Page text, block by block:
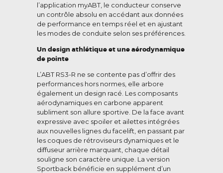
l’application myABT, le conducteur conserve
un contrôle absolu en accédant aux données
de performance en temps réel et en ajustant
les modes de conduite selon ses préférences.
Un design athlétique et une aérodynamique
de pointe
L’ABT RS3-R ne se contente pas d’offrir des
performances hors normes, elle arbore
également un design racé. Les composants
aérodynamiques en carbone apparent
subliment son allure sportive. De la face avant
expressive avec spoiler et ailettes intégrées
aux nouvelles lignes du facelift, en passant par
les coques de rétroviseurs dynamiques et le
diffuseur arrière marquant, chaque détail
souligne son caractère unique. La version
Sportback bénéficie en supplément d’un